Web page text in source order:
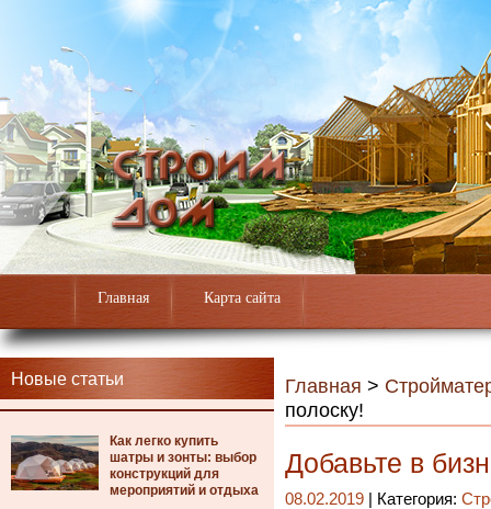
Главная Карта сайта
Новые статьи
Как легко купить
шатры и зонты: выбор
конструкций для
мероприятий и отдыха
Главная >
полоску!
Добавьте в
08.02.2019 | Категория: